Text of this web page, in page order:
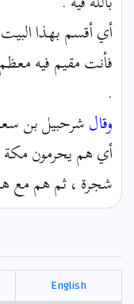
أي أقسم بهذا
فأنت مقيم فيه
.
وقالشرحبيل بن
أي هم يحرمون مكة
شجرة ، ثم هم مع
English